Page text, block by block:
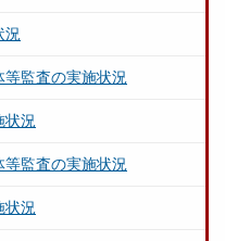
況
監査の実施状況
状況
監査の実施状況
状況